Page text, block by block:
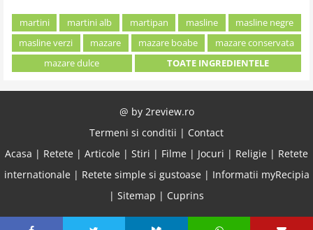
martini martini alb martipan masline
masline negre
masline verzi
mazare mazare boabe
mazare conservata
mazare dulce
TOATE INGREDIENTELE
@ by 2review.ro
Termeni si conditii | Contact
Acasa | Retete | Articole | Stiri | Filme | Jocuri | Religie | Retete
internationale| Retete simple si gustoase| Informatii myRecipia
| Sitemap | Cuprins